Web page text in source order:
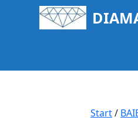
Start/